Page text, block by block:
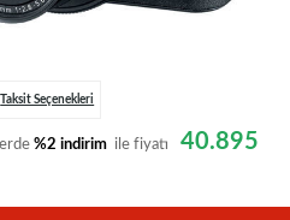
Taksit Seçenekleri
%2 indirim ile fiyatı
40.895